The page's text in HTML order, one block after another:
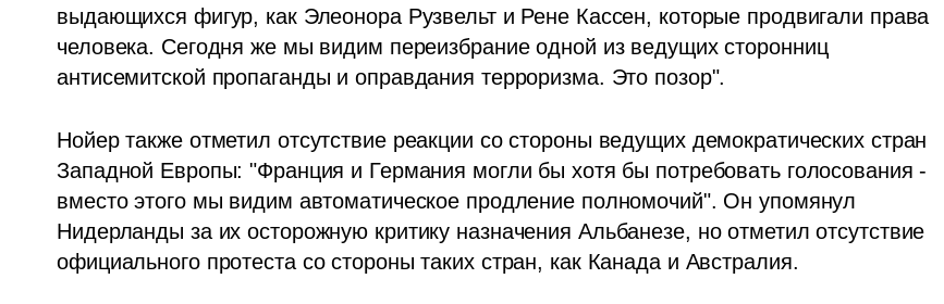
выдающихся фигур, как Элеонора Рузвельт и Рене Кассен, которые продвигали права
человека. Сегодня же мы видим переизбрание одной из ведущих сторонниц
антисемитской пропаганды и оправдания терроризма. Это позор".
Нойер также отметил отсутствие реакции со стороны ведущих демократических стран
Западной Европы: "Франция и Германия могли бы хотя бы потребовать голосования -
вместо этого мы видим автоматическое продление полномочий". Он упомянул
Нидерланды за их осторожную критику назначения Альбанезе, но отметил отсутствие
официального протеста со стороны таких стран, как Канада и Австралия.